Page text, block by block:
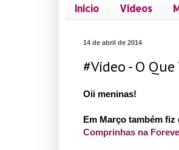
Início Vídeos
14 de abril de 2014
#Vídeo - O
Oii meninas!
Em Março também
Comprinhas na